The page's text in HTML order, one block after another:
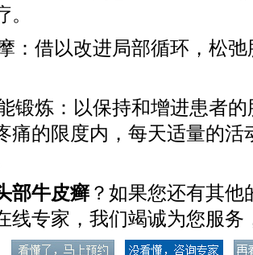
借以改进局部循环，松弛
炼：以保持和增进患者的
痛的限度内，每天适量的活
部牛皮癣 ？如果您还有其
线专家，我们竭诚为您服务